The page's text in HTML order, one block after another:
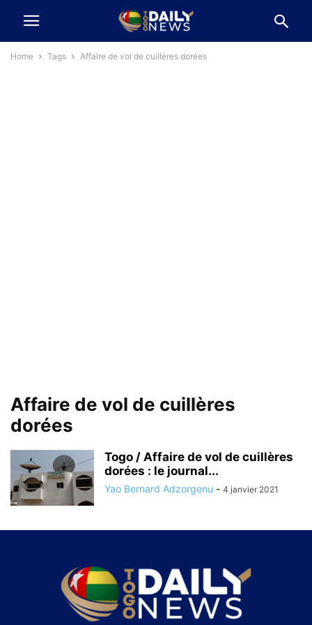
Home Tags Affaire de vol de cuillères dorées
Affaire de vol de cuillères
dorées
Togo / Affaire de vol de cuillères
dorées : le journal...
Yao Bernard Adzorgenu - 4 janvier 2021